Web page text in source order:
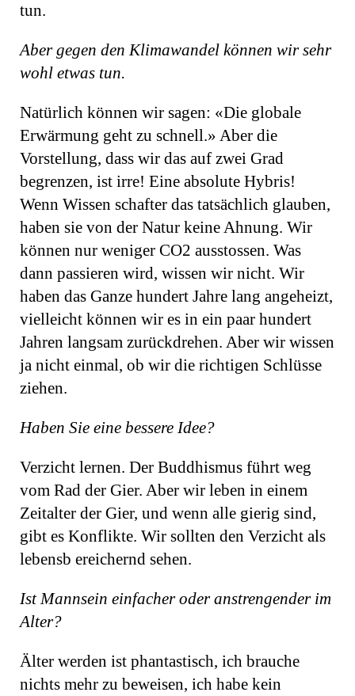
tun.
Aber gegen den Klimawandel können wir sehr
wohl etwas tun.
Natürlich können wir sagen: «Die globale
Erwärmung geht zu schnell.» Aber die
Vorstellung, dass wir das auf zwei Grad
begrenzen, ist irre! Eine absolute Hybris!
Wenn Wissen schafter das tatsächlich glauben,
haben sie von der Natur keine Ahnung. Wir
können nur weniger CO2 ausstossen. Was
dann passieren wird, wissen wir nicht. Wir
haben das Ganze hundert Jahre lang angeheizt,
vielleicht können wir es in ein paar hundert
Jahren langsam zurückdrehen. Aber wir wissen
ja nicht einmal, ob wir die richtigen Schlüsse
ziehen.
Haben Sie eine bessere Idee?
Verzicht lernen. Der Buddhismus führt weg
vom Rad der Gier. Aber wir leben in einem
Zeitalter der Gier, und wenn alle gierig sind,
gibt es Konflikte. Wir sollten den Verzicht als
lebensb ereichernd sehen.
Ist Mannsein einfacher oder anstrengender im
Alter?
Älter werden ist phantastisch, ich brauche
nichts mehr zu beweisen, ich habe kein